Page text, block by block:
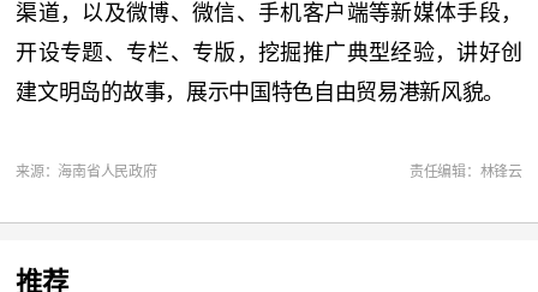
渠道，以及微博、微信、手机客户端等新媒体手段，
开设专题、专栏、专版，挖掘推广典型经验，讲好创
建文明岛的故事，展示中国特色自由贸易港新风貌。
来源：海南省人民政府 责任编辑：林锋云
推荐